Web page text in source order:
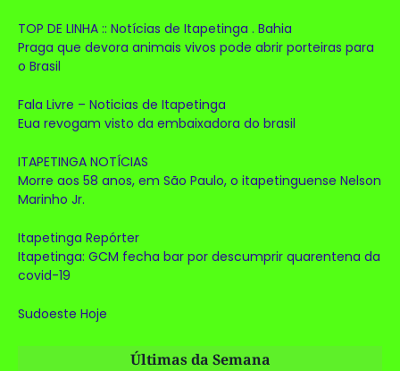
TOP DE LINHA :: Notícias de Itapetinga . Bahia
Praga que devora animais vivos pode abrir porteiras para
o Brasil
Fala Livre – Noticias de Itapetinga
Eua revogam visto da embaixadora do brasil
ITAPETINGA NOTÍCIAS
Morre aos 58 anos, em São Paulo, o itapetinguense Nelson
Marinho Jr.
Itapetinga Repórter
Itapetinga: GCM fecha bar por descumprir quarentena da
covid-19
Sudoeste Hoje
Últimas da Semana